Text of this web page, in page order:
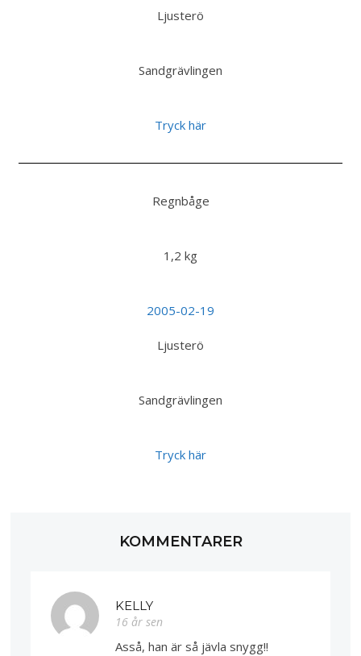
Ljusterö
Sandgrävlingen
Tryck här
Regnbåge
1,2 kg
2005-02-19
Ljusterö
Sandgrävlingen
Tryck här
KOMMENTARER
KELLY
16 år sen
Asså, han är så jävla snygg!!